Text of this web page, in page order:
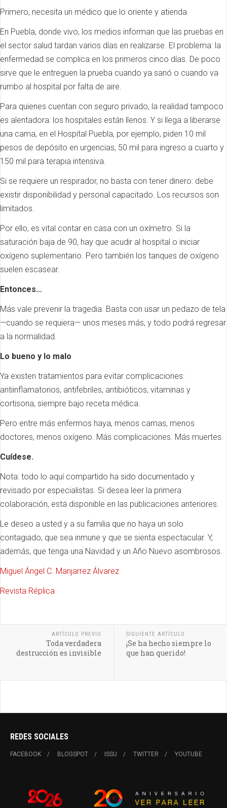
Primero, necesita un médico que lo oriente y atienda.
En Puebla, donde vivo, los medios informan que las pruebas en
el sector salud tardan varios días en realizarse. El problema: la
enfermedad se complica en los primeros cinco días. De poco
sirve que le entreguen la prueba cuando ya sanó o cuando va
rumbo al hospital por falta de aire.
Para quienes cuentan con seguro privado, la realidad tampoco
es alentadora: los hospitales están llenos. Y si llega a liberarse
una cama, en el Hospital Puebla, por ejemplo, piden 10 mil
pesos de depósito en urgencias, 50 mil para ingreso a cuarto y
150 mil para terapia intensiva.
Si se requiere un respirador, no basta con tener dinero: debe
existir disponibilidad y personal capacitado. Los recursos son
limitados.
Por ello, es vital contar en casa con un oxímetro. Si la
saturación baja de 90, hay que acudir al hospital o iniciar
oxígeno suplementario. Pero también los tanques de oxígeno
suelen escasear.
Entonces…
Más vale prevenir la tragedia. Basta con usar un pedazo de tela
—cuando se requiera— unos meses más, y todo podrá regresar
a la normalidad.
Lo bueno y lo malo
Ya existen tratamientos para evitar complicaciones:
antiinflamatorios, antifebriles, antibióticos, vitaminas y
cortisona, siempre bajo receta médica.
Pero entre más enfermos haya, menos camas, menos
doctores, menos oxígeno. Más complicaciones. Más muertes.
Cuídese.
Nota: todo lo aquí compartido ha sido documentado y
revisado por especialistas. Si desea leer la primera
colaboración, está disponible en las publicaciones anteriores.
Le deseo a usted y a su familia que no haya un solo
contagiado, que sea inmune y que se sienta espectacular. Y,
además, que tenga una Navidad y un Año Nuevo asombrosos.
Miguel Ángel C. Manjarrez Álvarez
Revista Réplica
ARTÍCULO PREVIO
Toda verdadera
destrucción es invisible
SIGUIENTE ARTÍCULO
¡Se ha hecho siempre lo
que han querido!
REDES SOCIALES
FACEBOOK BLOGSPOT ISSU TWITTER YOUTUBE